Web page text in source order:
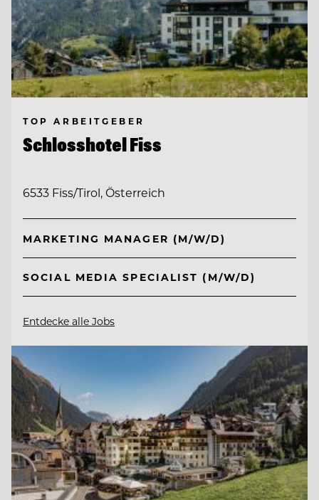
TOP ARBEITGEBER
Schlosshotel Fiss
6533 Fiss/Tirol, Österreich
MARKETING MANAGER (M/W/D)
SOCIAL MEDIA SPECIALIST (M/W/D)
Entdecke alle Jobs